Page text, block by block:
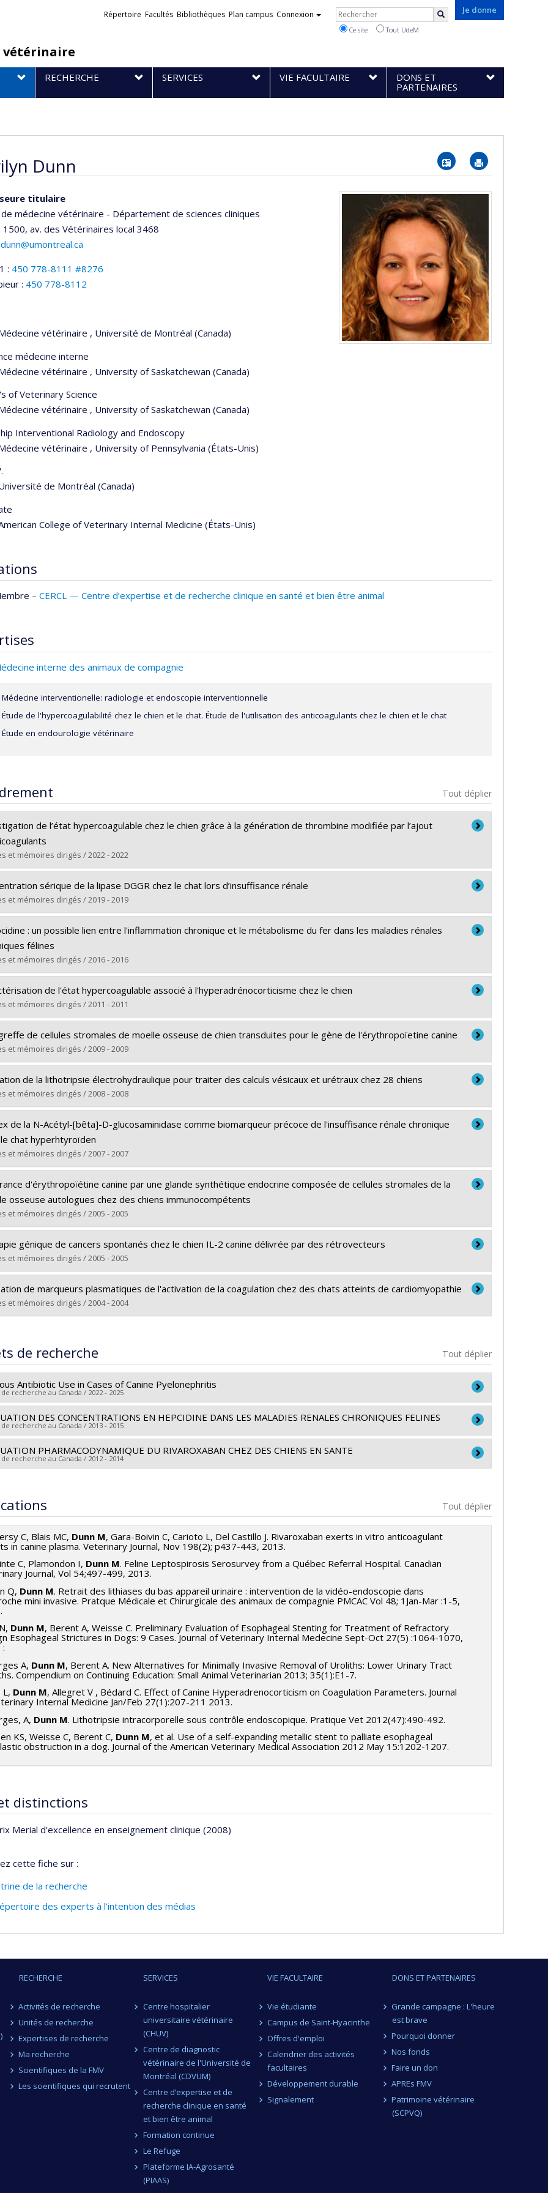
vétérinaire
Je donne
Liens
Répertoire Facultés Bibliothèques Plan campus Connexion Rechercher
Ce site Tout UdeM
RECHERCHE SERVICES VIE FACULTAIRE
DONS ET
PARTENAIRES
Dunn Vcard
titulaire
de médecine vétérinaire - Département de sciences cliniques
1500, av. des Vétérinaires local 3468
: 450 778-8111 #8276
: 450 778-8112
vétérinaire , Université de Montréal (Canada)
médecine interne
vétérinaire , University of Saskatchewan (Canada)
of Veterinary Science
vétérinaire , University of Saskatchewan (Canada)
Interventional Radiology and Endoscopy
vétérinaire , University of Pennsylvania (États-Unis)
de Montréal (Canada)
College of Veterinary Internal Medicine (États-Unis)
– CERCL — Centre d’expertise et de recherche clinique en santé et bien être animal
interne des animaux de compagnie
Médecine interventionelle: radiologie et endoscopie interventionnelle
Étude de l'hypercoagulabilité chez le chien et le chat. Étude de l'utilisation des anticoagulants chez le chien et le chat
Étude en endourologie vétérinaire
Tout déplier
de l’état hypercoagulable chez le chien grâce à la génération de thrombine modifiée par l’ajout
et mémoires dirigés / 2022 - 2022
:Trudel, Caroline
: Maîtrise
obtenu :M. Sc.
le document dans Papyrus
sérique de la lipase DGGR chez le chat lors d’insuffisance rénale
et mémoires dirigés / 2019 - 2019
:Bua, Anne-Sophie
:Maîtrise
obtenu :M. Sc.
le document dans Papyrus
: un possible lien entre l'inflammation chronique et le métabolisme du fer dans les maladies rénales
félines
et mémoires dirigés / 2016 - 2016
:Javard, Romain
: Maîtrise
obtenu :M. Sc.
le document dans Papyrus
de l'état hypercoagulable associé à l'hyperadrénocorticisme chez le chien
et mémoires dirigés / 2011 - 2011
:Rose, Lara
: Maîtrise
obtenu :M. Sc.
le document dans Papyrus
de cellules stromales de moelle osseuse de chien transduites pour le gène de l'érythropoïetine canine
et mémoires dirigés / 2009 - 2009
: Hernandez Rodriguez, Juan Luis
: Maîtrise
obtenu :M. Sc.
le document dans Papyrus
de la lithotripsie électrohydraulique pour traiter des calculs vésicaux et urétraux chez 28 chiens
et mémoires dirigés / 2008 - 2008
:Defarges, Alice
: Maîtrise
obtenu :M. Sc.
le document dans Papyrus
de la N-Acétyl-[bêta]-D-glucosaminidase comme biomarqueur précoce de l'insuffisance rénale chronique
chat hyperhtyroïden
et mémoires dirigés / 2007 - 2007
:Lapointe, Catherine
: Maîtrise
obtenu :M. Sc.
le document dans Papyrus
d'érythropoïétine canine par une glande synthétique endocrine composée de cellules stromales de la
osseuse autologues chez des chiens immunocompétents
et mémoires dirigés / 2005 - 2005
:Fontaine, François
: Maîtrise
obtenu :M. Sc.
le document dans Papyrus
génique de cancers spontanés chez le chien IL-2 canine délivrée par des rétrovecteurs
et mémoires dirigés / 2005 - 2005
: Morel, Bianca
: Maîtrise
obtenu :M. Sc.
de marqueurs plasmatiques de l'activation de la coagulation chez des chats atteints de cardiomyopathie
et mémoires dirigés / 2004 - 2004
:Maîtrise
obtenu :M. Sc.
vers le document dans Papyrus
de recherche Tout déplier
Antibiotic Use in Cases of Canine Pyelonephritis
recherche au Canada / 2022 - 2025
principal : Marilyn Dunn
de financement :AKC Canine Health Foundation
de subvention :
DES CONCENTRATIONS EN HEPCIDINE DANS LES MALADIES RENALES CHRONIQUES FELINES
recherche au Canada / 2013 - 2015
principal : Marilyn Dunn
de financement :Association des Médecins Vétérinaires du Québec
PHARMACODYNAMIQUE DU RIVAROXABAN CHEZ DES CHIENS EN SANTE
recherche au Canada / 2012 - 2014
:
de financement :Association des Médecins Vétérinaires du Québec
de subvention :
Tout déplier
C, Blais MC, Dunn M, Gara-Boivin C, Carioto L, Del Castillo J. Rivaroxaban exerts in vitro anticoagulant
in canine plasma. Veterinary Journal, Nov 198(2); p437-443, 2013.
C, Plamondon I, Dunn M. Feline Leptospirosis Serosurvey from a Québec Referral Hospital. Canadian
Journal, Vol 54;497-499, 2013.
Q, Dunn M. Retrait des lithiases du bas appareil urinaire : intervention de la vidéo-endoscopie dans
mini invasive. Pratque Médicale et Chirurgicale des animaux de compagnie PMCAC Vol 48; 1Jan-Mar :1-5,
Dunn M, Berent A, Weisse C. Preliminary Evaluation of Esophageal Stenting for Treatment of Refractory
Esophageal Strictures in Dogs: 9 Cases. Journal of Veterinary Internal Medecine Sept-Oct 27(5) :1064-1070,
A, Dunn M, Berent A. New Alternatives for Minimally Invasive Removal of Uroliths: Lower Urinary Tract
Compendium on Continuing Education: Small Animal Veterinarian 2013; 35(1):E1-7.
L, Dunn M, Allegret V , Bédard C. Effect of Canine Hyperadrenocorticism on Coagulation Parameters. Journal
Internal Medicine Jan/Feb 27(1):207-211 2013.
A, Dunn M. Lithotripsie intracorporelle sous contrôle endoscopique. Pratique Vet 2012(47):490-492.
KS, Weisse C, Berent C, Dunn M, et al. Use of a self-expanding metallic stent to palliate esophageal
obstruction in a dog. Journal of the American Veterinary Medical Association 2012 May 15:1202-1207.
distinctions
Merial d'excellence en enseignement clinique (2008)
cette fiche sur :
de la recherche
des experts à l’intention des médias
RECHERCHE
Activités de recherche
Unités de recherche
Expertises de recherche
Ma recherche
Scientifiques de la FMV
Les scientifiques qui recrutent
SERVICES
Centre hospitalier
universitaire vétérinaire
(CHUV)
Centre de diagnostic
vétérinaire de l'Université de
Montréal (CDVUM)
Centre d’expertise et de
recherche clinique en santé
et bien être animal
Formation continue
Le Refuge
Plateforme IA-Agrosanté
(PIAAS)
VIE FACULTAIRE
Vie étudiante
Campus de Saint-Hyacinthe
Offres d'emploi
Calendrier des activités
facultaires
Développement durable
Signalement
DONS ET PARTENAIRES
Grande campagne : L'heure
est brave
Pourquoi donner
Nos fonds
Faire un don
APREs FMV
Patrimoine vétérinaire
(SCPVQ)